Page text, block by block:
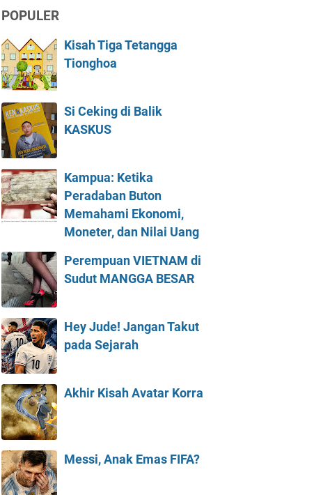
POPULER
Kisah Tiga Tetangga
Tionghoa
Si Ceking di Balik
KASKUS
Kampua: Ketika
Peradaban Buton
Memahami Ekonomi,
Moneter, dan Nilai Uang
Perempuan VIETNAM di
Sudut MANGGA BESAR
Hey Jude! Jangan Takut
pada Sejarah
Akhir Kisah Avatar Korra
Messi, Anak Emas FIFA?